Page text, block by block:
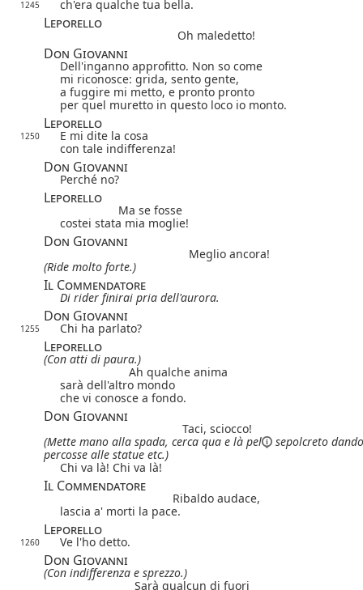
1245 ch'era qualche tua bella.
Leporello
Oh maledetto!
Don Giovanni
Dell'inganno approfitto. Non so come
mi riconosce: grida, sento gente,
a fuggire mi metto, e pronto pronto
per quel muretto in questo loco io monto.
Leporello
1250
E mi dite la cosa
con tale indifferenza!
Don Giovanni
Perché no?
Leporello
Ma se fosse
costei stata mia moglie!
Don Giovanni
Meglio ancora!
(Ride molto forte.)
Il Commendatore
Di rider finirai pria dell'aurora.
Don Giovanni
1255 Chi ha parlato?
Leporello
(Con atti di paura.)
Ah qualche anima
sarà dell'altro mondo
che vi conosce a fondo.
Don Giovanni
Taci, sciocco!
(Mette mano alla spada, cerca qua e là pel
sepolcreto
percosse alle statue etc.)
Chi va là! Chi va là!
Il Commendatore
Ribaldo audace,
lascia a' morti la pace.
Leporello
1260 Ve l'ho detto.
Don Giovanni
(Con indifferenza e sprezzo.)
Sarà qualcun di fuori